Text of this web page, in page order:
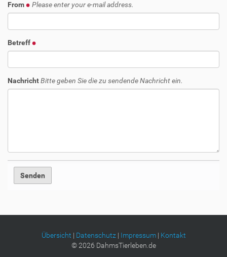
From Please enter your e-mail address.
Betreff
NachrichtBitte geben Sie die zu sendende Nachricht ein.
Übersicht | Datenschutz| Impressum| Kontakt
©2026 DahmsTierleben.de